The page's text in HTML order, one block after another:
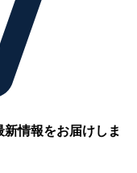
情報をお届けしま